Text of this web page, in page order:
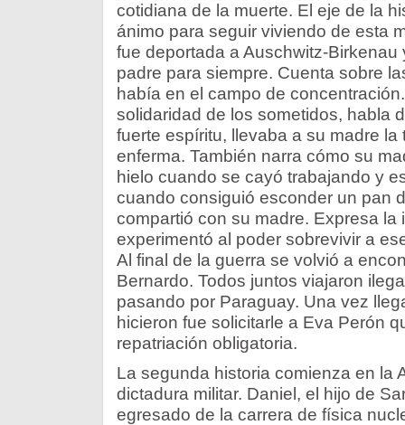
cotidiana de la muerte. El eje de la
ánimo para seguir viviendo de esta
fue deportada a Auschwitz-
padre para siempre. Cuenta sobre
había en el campo de
solidaridad de los sometidos, habla
fuerte espíritu, llevaba a su madre
enferma. También narra cómo su
hielo cuando se cayó trabajando y
cuando consiguió esconder un pan
compartió con su madre. Expresa la
experimentó al poder sobrevivir a
Al final de la guerra se volvió a
Bernardo. Todos juntos viajaron
pasando por Paraguay. Una vez
hicieron fue solicitarle a Eva Perón
repatriación obligatoria.
La segunda historia comienza en la
dictadura militar. Daniel, el hijo de
egresado de la carrera de física